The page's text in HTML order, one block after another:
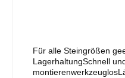
Für alle Steingrößen
LagerhaltungSchnell